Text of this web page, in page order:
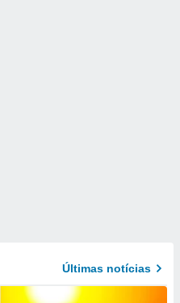
Últimas notícias